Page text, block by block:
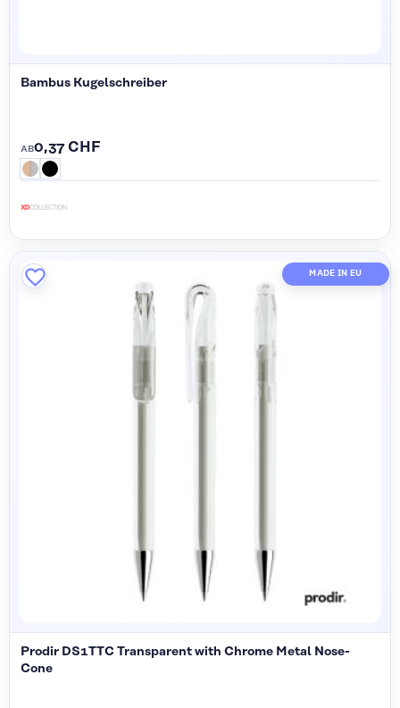
Bambus Kugelschreiber
AB0,37 CHF
MADE IN EU
Prodir DS1TTC Transparent with Chrome Metal Nose-
Cone